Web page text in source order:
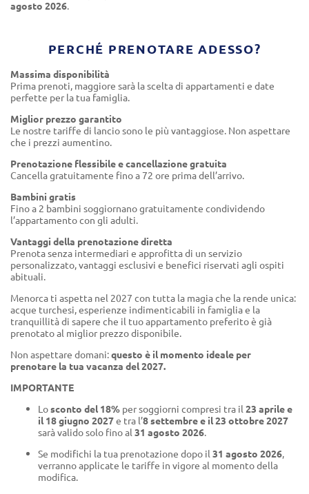
agosto 2026.
PERCHÉ PRENOTARE ADESSO?
Massima disponibilità
Prima prenoti, maggiore sarà la scelta di appartamenti e date
perfette per la tua famiglia.
Miglior prezzo garantito
Le nostre tariffe di lancio sono le più vantaggiose. Non aspettare
che i prezzi aumentino.
Prenotazione flessibile e cancellazione gratuita
Cancella gratuitamente fino a 72 ore prima dell’arrivo.
Bambini gratis
Fino a 2 bambini soggiornano gratuitamente condividendo
l’appartamento con gli adulti.
Vantaggi della prenotazione diretta
Prenota senza intermediari e approfitta di un servizio
personalizzato, vantaggi esclusivi e benefici riservati agli ospiti
abituali.
Menorca ti aspetta nel 2027 con tutta la magia che la rende unica:
acque turchesi, esperienze indimenticabili in famiglia e la
tranquillità di sapere che il tuo appartamento preferito è già
prenotato al miglior prezzo disponibile.
Non aspettare domani:questo è il momento ideale per
prenotare la tua vacanza del 2027.
IMPORTANTE
Losconto del 18% per soggiorni compresi tra il 23 aprile e
il 18 giugno 2027e tra l’8 settembre e il 23 ottobre 2027
sarà valido solo fino al 31 agosto 2026.
Se modifichi la tua prenotazione dopo il 31 agosto 2026,
verranno applicate le tariffe in vigore al momento della
modifica.